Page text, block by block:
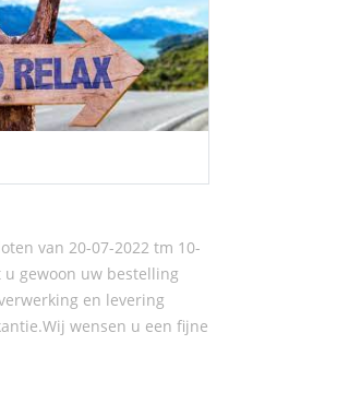
van 20-07-2022 tm 10-
gewoon uw bestelling
en levering
wensen u een fijne